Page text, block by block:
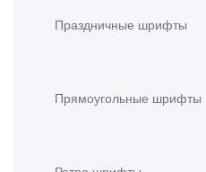
Праздничные шрифты
Прямоугольные шрифты